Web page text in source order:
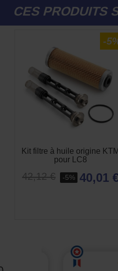
CES PRODUITS
-
Kit filtre à huile origine KTM
pour LC8
42,12 € -5% 40,01